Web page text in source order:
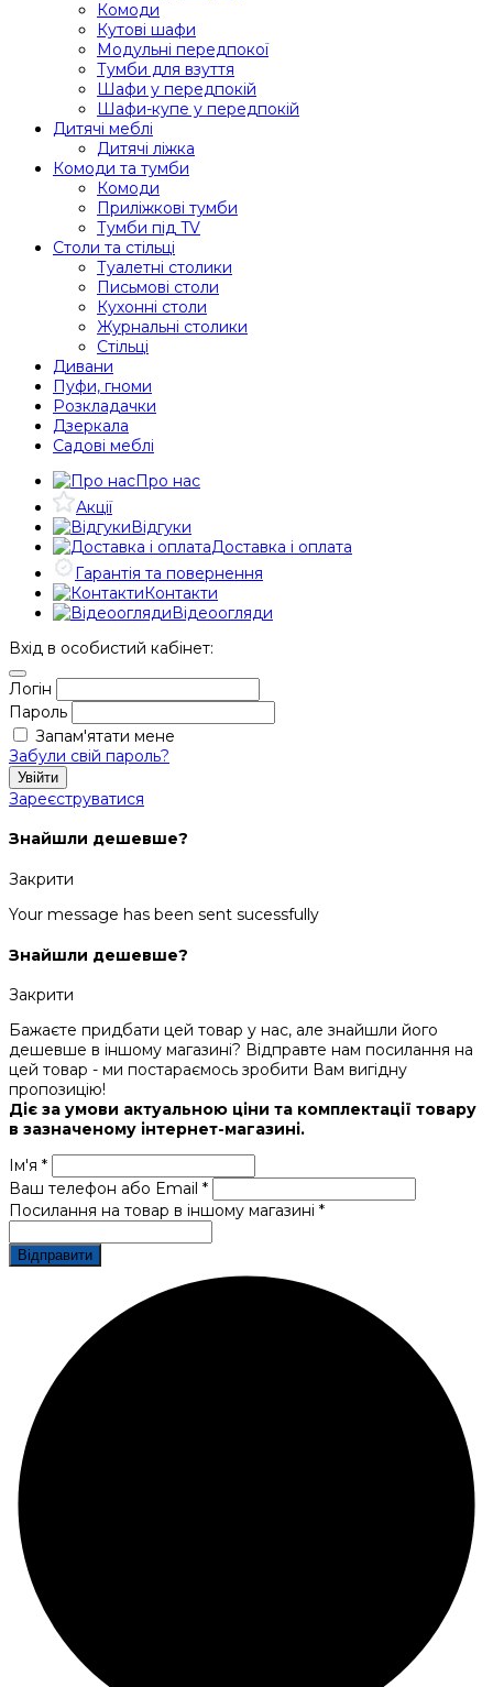
Комоди
Кутові шафи
Модульні передпокої
Тумби для взуття
Шафи у передпокій
Шафи-купе у передпокій
Дитячі меблі
Дитячі ліжка
Комоди та тумби
Комоди
Приліжкові тумби
Тумби під TV
Столи та стільці
Туалетні столики
Письмові столи
Кухонні столи
Журнальні столики
Стільці
Дивани
Пуфи, гноми
Розкладачки
Дзеркала
Садові меблі
Про нас
Акції
Відгуки
Доставка і оплата
Гарантія та повернення
Контакти
Відеоогляди
Вхід в особистий кабінет:
Логін
Пароль
Запам'ятати мене
Забули свій пароль?
Увійти
Зареєструватися
Знайшли дешевше?
Закрити
Your message has been sent sucessfully
Знайшли дешевше?
Закрити
Бажаєте придбати цей товар у нас, але знайшли його
дешевше в іншому магазині? Відправте нам посилання на
цей товар - ми постараємось зробити Вам вигідну
пропозицію!
Діє за умови актуальною ціни та комплектації товару
в зазначеному інтернет-магазині.
Ім'я *
Ваш телефон або Email *
Посилання на товар в іншому магазині *
Відправити